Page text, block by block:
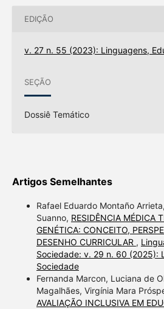
EDIÇÃO
v. 27 n. 55 (2023): Linguagens,
SEÇÃO
Dossiê Temático
Artigos Semelhantes
Rafael Eduardo Montaño
Suanno, RESIDÊNCIA MÉDICA
GENÉTICA: CONCEITO,
DESENHO CURRICULAR ,
Sociedade: v. 29 n. 60 (2025):
Sociedade
Fernanda Marcon, Luciana de
Magalhães, Virgínia Mara
AVALIAÇÃO INCLUSIVA EM